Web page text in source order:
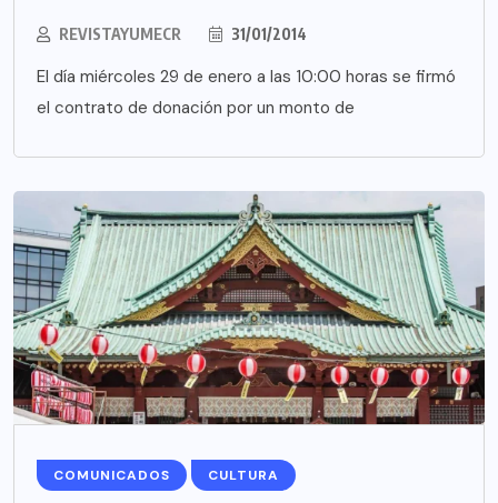
REVISTAYUMECR 31/01/2014
El día miércoles 29 de enero a las 10:00 horas se firmó
el contrato de donación por un monto de
COMUNICADOS CULTURA